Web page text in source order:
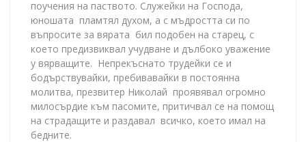
поучения на паството. Служейки на Господа,
юношата пламтял духом, а с мъдростта си по
въпросите за вярата бил подобен на старец, с
което предизвиквал учудване и дълбоко уважение
у вярващите. Непрекъснато трудейки се и
бодърствувайки, пребивавайки в постоянна
молитва, презвитер Николай проявявал огромно
милосърдие към пасомите, притичвал се на помощ
на страдащите и раздавал всичко, което имал на
бедните.